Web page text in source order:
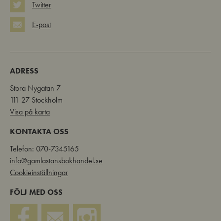
Twitter
E-post
ADRESS
Stora Nygatan 7
111 27 Stockholm
Visa på karta
KONTAKTA OSS
Telefon: 070-7345165
info@gamlastansbokhandel.se
Cookieinställningar
FÖLJ MED OSS